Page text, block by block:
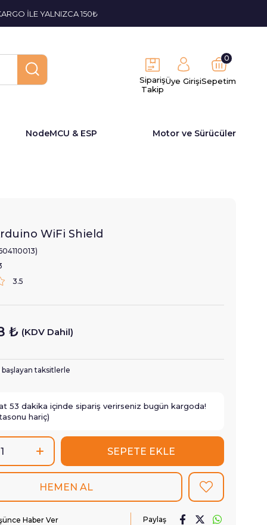
İLE YALNIZCA 150₺
Sipariş
Takip
Üye GirişiSepetim
0
NodeMCU & ESP Motor ve Sürücüler
WiFi Shield
3.5
₺ (KDV Dahil)
taksitlerle
53 dakika içinde sipariş verirseniz bugün kargoda!
hariç)
Haber Ver Paylaş